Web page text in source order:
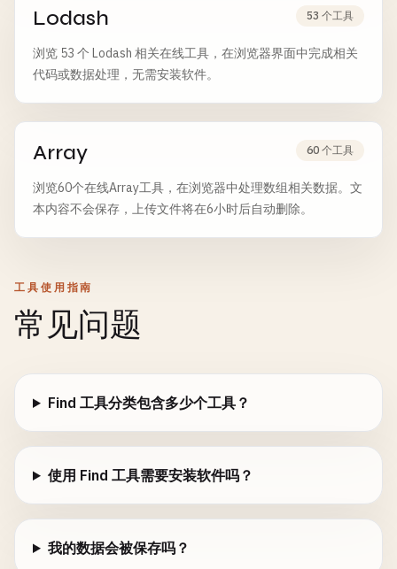
Lodash 53 个工具
浏览 53 个 Lodash 相关在线工具，在浏览器界面中完成相关
代码或数据处理，无需安装软件。
Array 60 个工具
浏览60个在线Array工具，在浏览器中处理数组相关数据。文
本内容不会保存，上传文件将在6小时后自动删除。
工具使用指南
常见问题
Find 工具分类包含多少个工具？
使用 Find 工具需要安装软件吗？
我的数据会被保存吗？